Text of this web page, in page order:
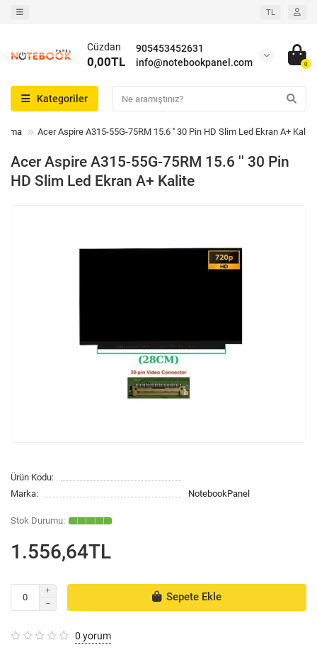
TL
905453452631
info@notebookpanel.com
Cüzdan
0,00TL 0
Kategoriler
Acer Aspire A315-55G-75RM 15.6 '' 30 Pin HD Slim Led Ekran A+ Kalite
Acer Aspire A315-55G-75RM 15.6 '' 30 Pin
HD Slim Led Ekran A+ Kalite
Ürün Kodu:
Marka:
NotebookPanel
1.556,64TL
Sepete Ekle
0 yorum